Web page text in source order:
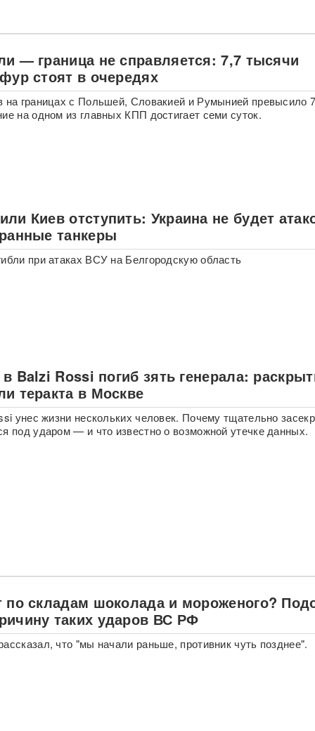
— граница не справляется: 7,7 тысячи
стоят в очередях
на границах с Польшей, Словакией и Румынией превысило
на одном из главных КПП достигает семи суток.
Киев отступить: Украина не будет
танкеры
при атаках ВСУ на Белгородскую область
Balzi Rossi погиб зять генерала:
теракта в Москве
унес жизни нескольких человек. Почему тщательно
под ударом — и что известно о возможной утечке данных.
по складам шоколада и мороженого?
таких ударов ВС РФ
что "мы начали раньше, противник чуть позднее".